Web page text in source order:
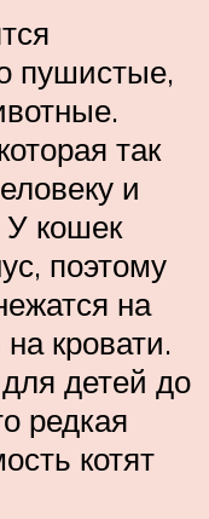
пушистые,
так
и
У кошек
поэтому
на
кровати.
детей до
редкая
котят